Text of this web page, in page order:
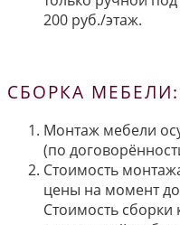
200 руб./этаж.
СБОРКА МЕБЕЛИ:
Монтаж мебели
(по
Стоимость
цены на момент
Стоимость сборки